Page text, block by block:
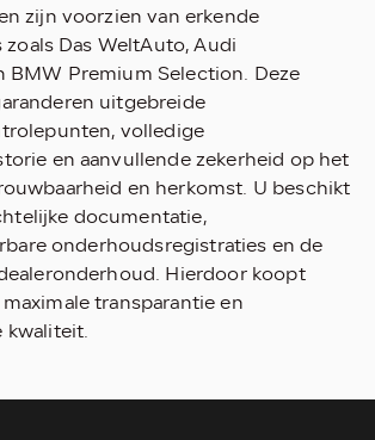
zijn voorzien van erkende
Das WeltAuto, Audi
BMW Premium Selection. Deze
uitgebreide
volledige
en aanvullende zekerheid op het
en herkomst. U beschikt
documentatie,
onderhoudsregistraties en de
Hierdoor koopt
transparantie en
kwaliteit.